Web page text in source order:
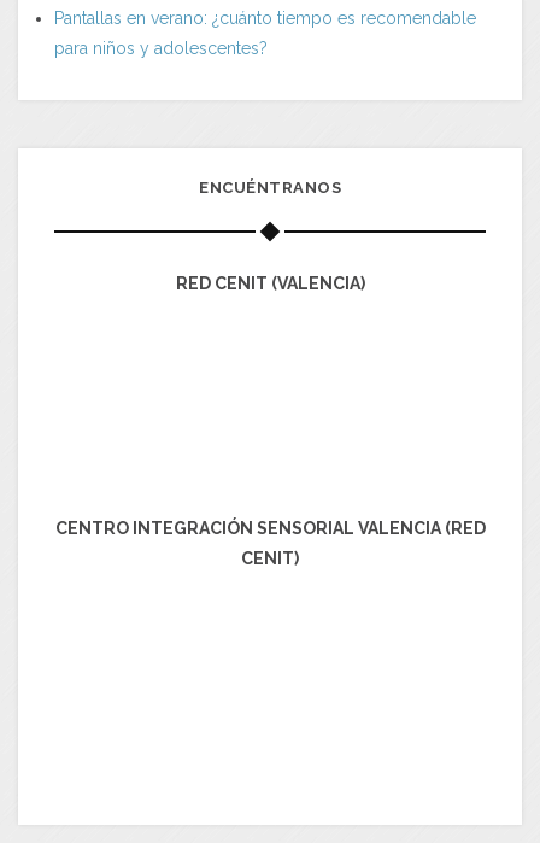
Pantallas en verano: ¿cuánto tiempo es recomendable
para niños y adolescentes?
ENCUÉNTRANOS
RED CENIT (VALENCIA)
CENTRO INTEGRACIÓN SENSORIAL VALENCIA (RED
CENIT)